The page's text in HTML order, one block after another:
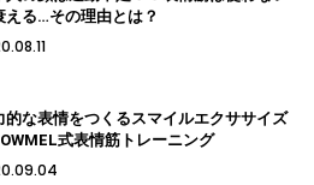
える…その理由とは？
的な表情をつくるスマイルエクササイズ
式表情筋トレーニング